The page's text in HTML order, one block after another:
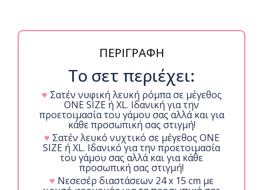
ΠΕΡΙΓΡΑΦΗ
Το σετ περιέχει:
♥ Σατέν νυφική λευκή ρόμπα σε μέγεθος
ONE SIZE ή XL. Ιδανική για την
προετοιμασία του γάμου σας αλλά και για
κάθε προσωπική σας στιγμή!
♥ Σατέν λευκό νυχτικό σε μέγεθος ONE
SIZE ή XL. Ιδανικό για την προετοιμασία
του γάμου σας αλλά και για κάθε
προσωπική σας στιγμή!
♥ Νεσεσέρ διαστάσεων 24 x 15 cm με